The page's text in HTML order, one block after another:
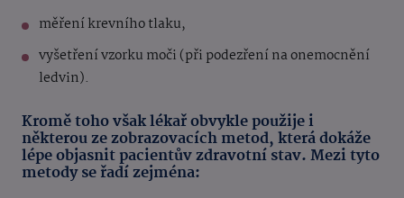
měření krevního tlaku,
vyšetření vzorku moči (při podezření na onemocnění
ledvin).
Kromě toho však lékař obvykle použije i
některou ze zobrazovacích metod, která dokáže
lépe objasnit pacientův zdravotní stav. Mezi tyto
metody se řadí zejména: